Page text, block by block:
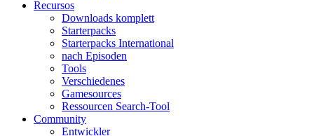
Recursos
Downloads komplett
Starterpacks
Starterpacks International
nach Episoden
Tools
Verschiedenes
Gamesources
Ressourcen Search-Tool
Community
Entwickler